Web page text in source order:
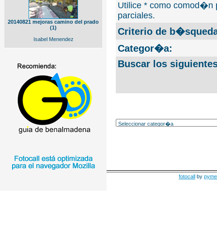
20140821 mejoras camino del prado
(1)
Isabel Menendez
Utilice * como comod�n
parciales.
Criterio de
Categor�a:
Buscar los
fotocall by